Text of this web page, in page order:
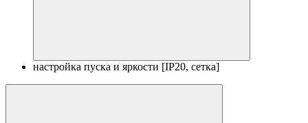
настройка пуска и яркости [IP20, сетка]